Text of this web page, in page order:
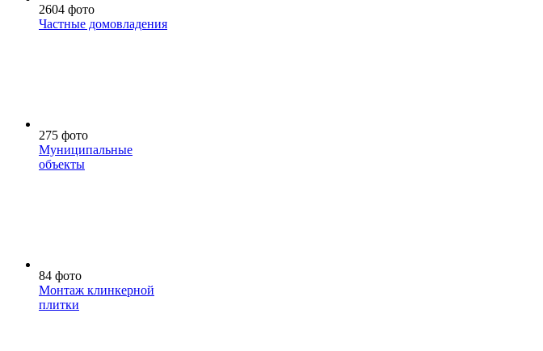
2604 фото
Частные домовладения
275 фото
Муниципальные
объекты
84 фото
Монтаж клинкерной
плитки